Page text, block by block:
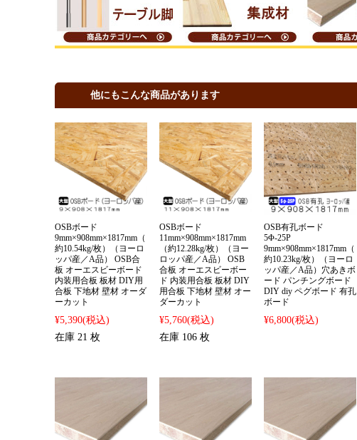
他にもこんな商品があります
OSBボード
9mm×908mm×1817mm（
約10.54kg/枚）（ヨーロ
ッパ産／A品） OSB合
板 オーエスビーボード
内装用合板 板材 DIY用
合板 下地材 壁材 オーダ
ーカット
¥5,390(税込)
在庫 21 枚
OSBボード
11mm×908mm×1817mm
（約12.28kg/枚）（ヨー
ロッパ産／A品） OSB
合板 オーエスビーボー
ド 内装用合板 板材 DIY
用合板 下地材 壁材 オー
ダーカット
¥5,760(税込)
在庫 106 枚
OSB有孔ボード
5Φ-25P
9mm×908mm×1817mm（
約10.23kg/枚）（ヨーロ
ッパ産／A品）穴あきボ
ード パンチングボード
DIY diy ペグボード 有孔
ボード
¥6,800(税込)